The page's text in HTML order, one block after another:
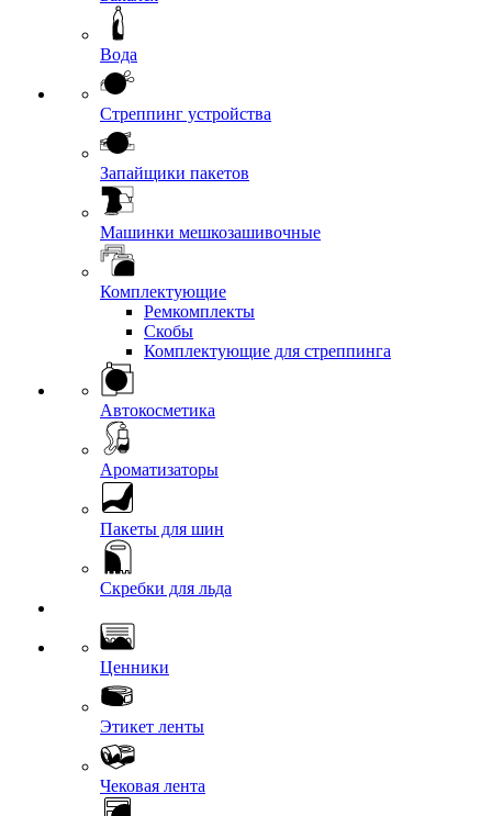
Вода
Стреппинг устройства
Запайщики пакетов
Машинки мешкозашивочные
Комплектующие
Ремкомплекты
Скобы
Комплектующие для стреппинга
Автокосметика
Ароматизаторы
Пакеты для шин
Скребки для льда
Ценники
Этикет ленты
Чековая лента